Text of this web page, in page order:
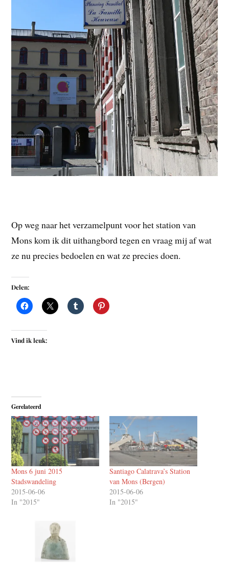
Op weg naar het verzamelpunt voor het station van
Mons kom ik dit uithangbord tegen en vraag mij af wat
ze nu precies bedoelen en wat ze precies doen.
Delen:
Vind ik leuk:
Gerelateerd
Mons 6 juni 2015
Stadswandeling
2015-06-06
In "2015"
Santiago Calatrava’s Station
van Mons (Bergen)
2015-06-06
In "2015"